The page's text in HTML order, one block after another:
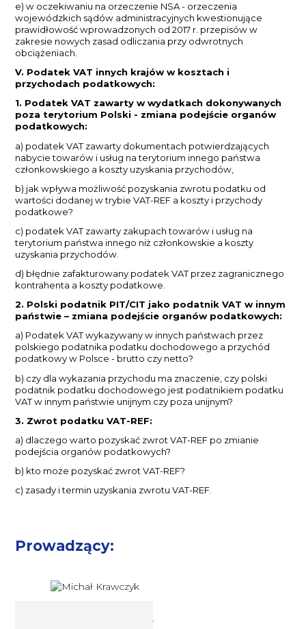
e) w oczekiwaniu na orzeczenie NSA - orzeczenia
wojewódzkich sądów administracyjnych kwestionujące
prawidłowość wprowadzonych od 2017 r. przepisów w
zakresie nowych zasad odliczania przy odwrotnych
obciążeniach.
V. Podatek VAT innych krajów w kosztach i
przychodach podatkowych:
1. Podatek VAT zawarty w wydatkach dokonywanych
poza terytorium Polski - zmiana podejście organów
podatkowych:
a) podatek VAT zawarty dokumentach potwierdzających
nabycie towarów i usług na terytorium innego państwa
członkowskiego a koszty uzyskania przychodów,
b) jak wpływa możliwość pozyskania zwrotu podatku od
wartości dodanej w trybie VAT-REF a koszty i przychody
podatkowe?
c) podatek VAT zawarty zakupach towarów i usług na
terytorium państwa innego niż członkowskie a koszty
uzyskania przychodów.
d) błędnie zafakturowany podatek VAT przez zagranicznego
kontrahenta a koszty podatkowe.
2. Polski podatnik PIT/CIT jako podatnik VAT w innym
państwie – zmiana podejście organów podatkowych:
a) Podatek VAT wykazywany w innych państwach przez
polskiego podatnika podatku dochodowego a przychód
podatkowy w Polsce - brutto czy netto?
b) czy dla wykazania przychodu ma znaczenie, czy polski
podatnik podatku dochodowego jest podatnikiem podatku
VAT w innym państwie unijnym czy poza unijnym?
3. Zwrot podatku VAT-REF:
a) dlaczego warto pozyskać zwrot VAT-REF po zmianie
podejścia organów podatkowych?
b) kto może pozyskać zwrot VAT-REF?
c) zasady i termin uzyskania zwrotu VAT-REF.
Prowadzący:
Ekspert podatkowy Michał